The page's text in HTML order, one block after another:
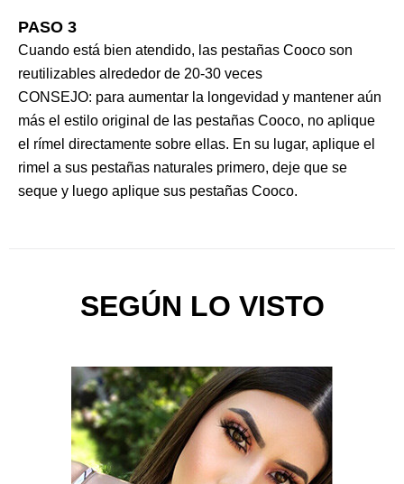
PASO 3
Cuando está bien atendido, las pestañas Cooco son
reutilizables alrededor de 20-30 veces
CONSEJO: para aumentar la longevidad y mantener aún
más el estilo original de las pestañas Cooco, no aplique
el rímel directamente sobre ellas. En su lugar, aplique el
rimel a sus pestañas naturales primero, deje que se
seque y luego aplique sus pestañas Cooco.
SEGÚN LO VISTO